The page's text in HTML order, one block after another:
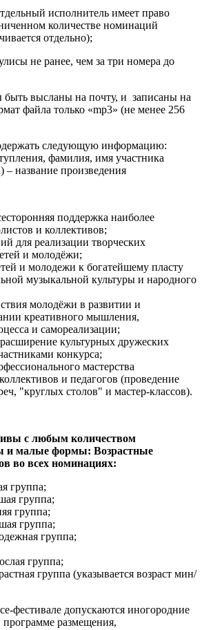
исполнитель имеет право
количестве номинаций
отдельно);
не ранее, чем за три номера до
высланы на почту, и записаны на
файла только «mp3» (не менее 256
следующую информацию:
фамилия, имя участника
– название произведения
поддержка наиболее
и коллективов;
для реализации творческих
и молодёжи;
и молодежи к богатейшему пласту
музыкальной культуры и народного
молодёжи в развитии и
креативного мышления,
и самореализации;
культурных дружеских
конкурса;
мастерства
и педагогов (проведение
"круглых столов" и мастер-классов).
с любым количеством
и малые формы: Возрастные
во всех номинациях:
группа;
группа;
группа;
группа;
– молодежная группа;
группа;
группа (указывается возраст мин/
фестивале допускаются иногородние
размещения,